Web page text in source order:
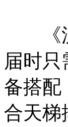
《流
届时
备搭配
合天梯